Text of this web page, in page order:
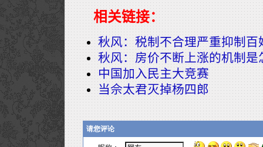
相关链接：
秋风：税制不合理严重抑制百
秋风：房价不断上涨的机制是
中国加入民主大竞赛
当佘太君灭掉杨四郎